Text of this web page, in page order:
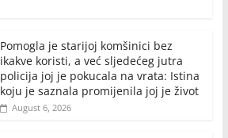
Pomogla je starijoj komšinici bez
ikakve koristi, a već sljedećeg jutra
policija joj je pokucala na vrata: Istina
koju je saznala promijenila joj je život
August 6, 2026